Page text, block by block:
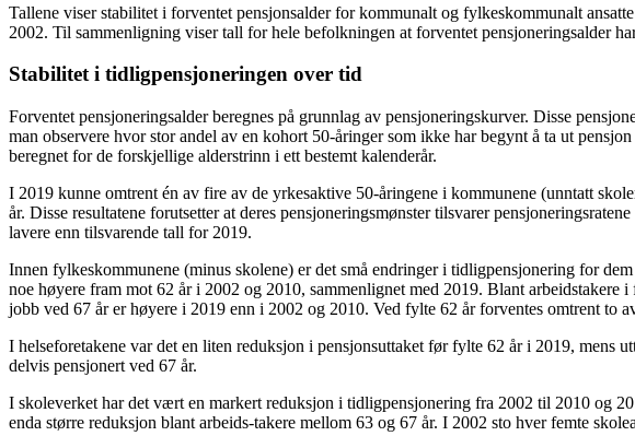
Tallene viser stabilitet i forventet pensjonsalder for kommunalt og fylkeskommunalt
2002. Til sammenligning viser tall for hele befolkningen at forventet pensjoneringsalder
Stabilitet i tidligpensjoneringen over tid
Forventet pensjoneringsalder beregnes på grunnlag av pensjoneringskurver. Disse
man observere hvor stor andel av en kohort 50-åringer som ikke har begynt å ta ut
beregnet for de forskjellige alderstrinn i ett bestemt kalenderår.
I 2019 kunne omtrent én av fire av de yrkesaktive 50-åringene i kommunene (unntatt
år. Disse resultatene forutsetter at deres pensjoneringsmønster tilsvarer
lavere enn tilsvarende tall for 2019.
Innen fylkeskommunene (minus skolene) er det små endringer i tidligpensjonering for
noe høyere fram mot 62 år i 2002 og 2010, sammenlignet med 2019. Blant
jobb ved 67 år er høyere i 2019 enn i 2002 og 2010. Ved fylte 62 år forventes omtrent to
I helseforetakene var det en liten reduksjon i pensjonsuttaket før fylte 62 år i 2019, mens
delvis pensjonert ved 67 år.
I skoleverket har det vært en markert reduksjon i tidligpensjonering fra 2002 til 2010 og
enda større reduksjon blant arbeids-takere mellom 63 og 67 år. I 2002 sto hver femte